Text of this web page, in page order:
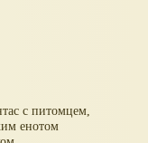
с питомцем,
енотом